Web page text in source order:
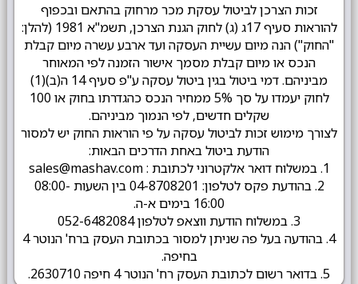
זכות הצרכן לביטול עסקת מכר מרחוק בהתאם ובכפוף
להוראות סעיף 17ג (ג) לחוק הגנת הצרכן, תשמ"א 1981 (להלן:
"החוק") הנה מיום עשיית העסקה ועד ארבע עשרה מיום קבלת
הנכס או מיום קבלת מסמך אישור הזמנה לפי המאוחר
מביניהם. דמי ביטול בגין ביטול עסקה ע"פ סעיף 14 ה(ב)(1)
לחוק יעמדו על סך 5% ממחיר הנכס כהגדרתו בחוק או 100
שקלים חדשים, לפי הנמוך מביניהם.
לצורך מימוש זכות לביטול עסקה על פי הוראות החוק יש למסור
הודעת ביטול באחת הדרכים הבאות:
1. במשלוח דואר אלקטרוני לכתובת : sales@mashav.com
2. בהודעת פקס לטלפון: 04-8708201 בין השעות 08:00-
16:00 בימים א-ה.
3. במשלוח הודעת ווצאפ לטלפון 052-6482084
4. בהודעה בעל פה שניתן למסור בכתובת העסק ברח' הנוטר 4
בחיפה.
5. בדואר רשום לכתובת העסק רח' הנוטר 4 חיפה 2630710.